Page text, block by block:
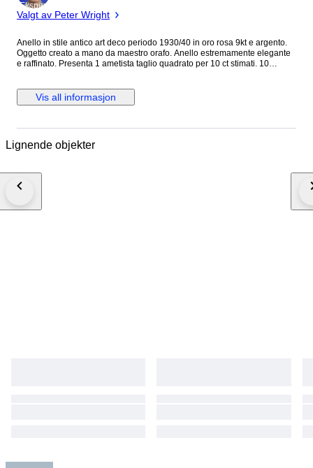
Ekspert
Valgt av Peter Wright
Anello in stile antico art deco periodo 1930/40 in oro rosa 9kt e argento.
Oggetto creato a mano da maestro orafo. Anello estremamente elegante
e raffinato. Presenta 1 ametista taglio quadrato per 10 ct stimati. 10
corona:2.5 x 2 Pietre di colore idrotermali. Sarà spedito in astuccio regalo
con spedizione tracciata e assicurata. Verrà rilasciato certificato
Oggetto lavorato a mano con gambo in oro e struttura anteriore e
assicurativa completa in caso di smarrimento o danneggiamento
formazione naturale, offrendo elevata purezza e caratteristiche simili alle
Vis all informasjon
Lignende objekter